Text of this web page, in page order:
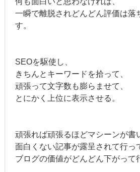
一瞬で離脱されどんどん評価は落
す。
SEOを駆使し、
きちんとキーワードを拾って、
頑張って文字数も膨らませて、
とにかく上位に表示させる。
頑張れば頑張るほどマシーンが書
面白くない記事が露呈されて行っ
ブログの価値がどんどん下がって